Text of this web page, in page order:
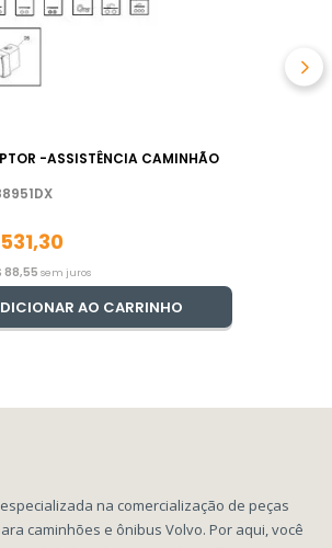
-ASSISTÊNCIA CAMINHÃO
531,30
88,55 sem juros
AO CARRINHO
na comercialização de peças
caminhões e ônibus Volvo. Por aqui, você